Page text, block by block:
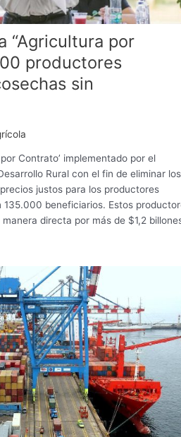
“Agricultura por
productores
sin
Contrato’ implementado por el
Rural con el fin de eliminar los
justos para los productores
beneficiarios. Estos
directa por más de $1,2